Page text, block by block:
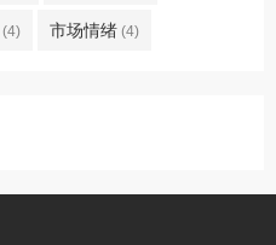
(4) 市场情绪 (4)